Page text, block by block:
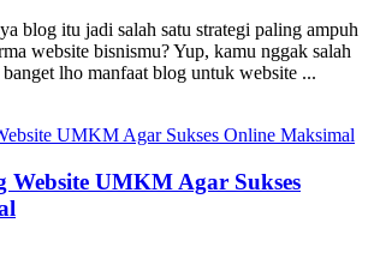
blog itu jadi salah satu strategi paling ampuh
website bisnismu? Yup, kamu nggak salah
lho manfaat blog untuk website ...
Website UMKM Agar Sukses